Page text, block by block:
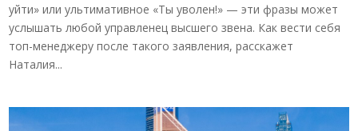
уйти» или ультимативное «Ты уволен!» — эти фразы может
услышать любой управленец высшего звена. Как вести себя
топ-менеджеру после такого заявления, расскажет
Наталия...